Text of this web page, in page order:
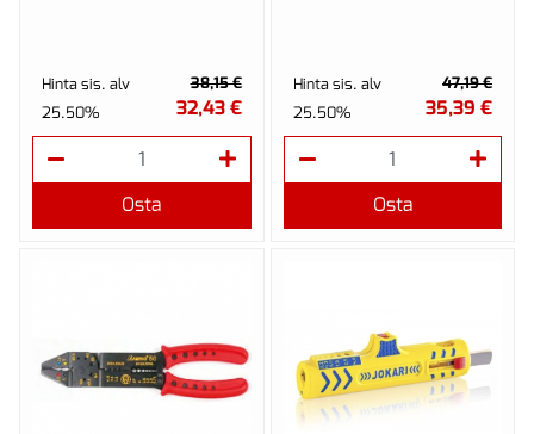
Hinta sis. alv
25.50%
38,15 €
32,43 €
Osta
Hinta sis. alv
25.50%
47,19 €
35,39 €
Osta